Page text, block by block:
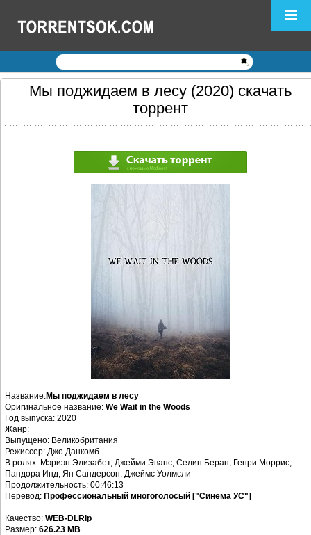
Логин: Пароль:
Мы поджидаем в лесу (2020) скачать
торрент
Название:Мы поджидаем в лесу
Оригинальное название: We Wait in the Woods
Год выпуска: 2020
Жанр:
Выпущено: Великобритания
Режиссер: Джо Данкомб
В ролях: Мэриэн Элизабет, Джейми Эванс, Селин Беран, Генри Моррис,
Пандора Инд, Ян Сандерсон, Джеймс Уолмсли
Продолжительность: 00:46:13
Перевод: Профессиональный многоголосый ["Синема УС"]
Качество: WEB-DLRip
Размер: 626.23 MB